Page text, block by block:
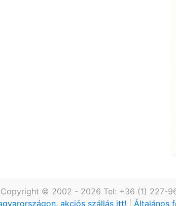
Copyright © 2002 - 2026 Tel: +36 (1) 227-
akciós szállás itt!
Általános